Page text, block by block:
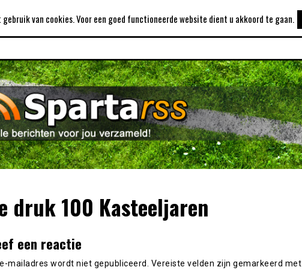
DISCLAIMER LINKS PRIJZENKAST
druk 100 Kasteeljaren
een reactie
mailadres wordt niet gepubliceerd. Vereiste velden zijn gemarkeerd met
gebruik van cookies. Voor een goed functioneerde website dient u akkoord te gaan.